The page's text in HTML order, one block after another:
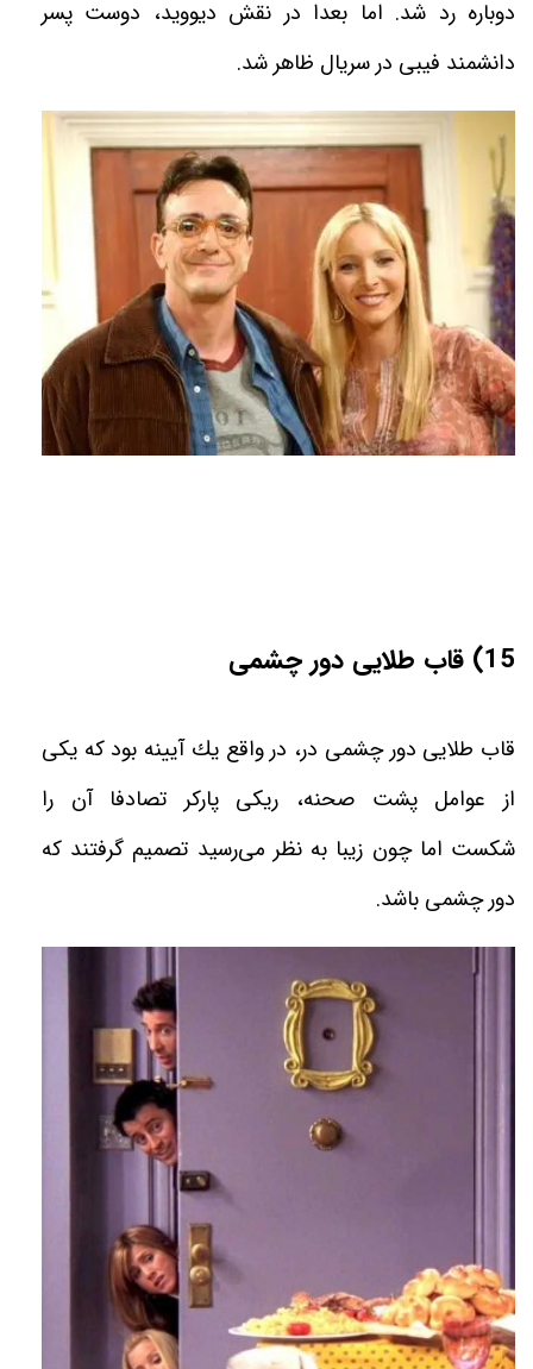
دوباره رد شد. اما بعدا در نقش ديوويد، دوست پسر
دانشمند فيبى در سريال ظاهر شد.
15) قاب طلایی دور چشمی
قاب طلايی دور چشمی در، در واقع يك آيينه بود كه يكى
از عوامل پشت صحنه، ريكى پاركر تصادفا آن را
شكست اما چون زيبا به نظر می‌رسيد تصميم گرفتند كه
دور چشمی باشد.